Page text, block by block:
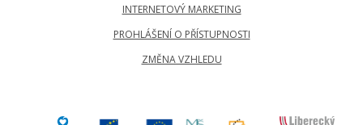
INTERNETOVÝ MARKETING
PROHLÁŠENÍ O PŘÍSTUPNOSTI
ZMĚNA VZHLEDU